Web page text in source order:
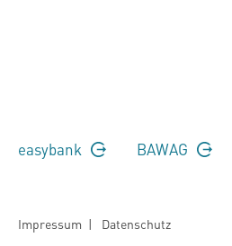
easybank BAWAG
Impressum | Datenschutz